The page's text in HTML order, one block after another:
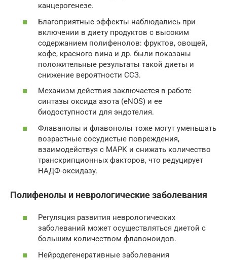
канцерогенезе.
Благоприятные эффекты наблюдались при
включении в диету продуктов с высоким
содержанием полифенолов: фруктов, овощей,
кофе, красного вина и др. были показаны
положительные результаты такой диеты и
снижение вероятности ССЗ.
Механизм действия заключается в работе
синтазы оксида азота (eNOS) и ее
биодоступности для эндотелия.
Флаванолы и флавонолы тоже могут уменьшать
возрастные сосудистые повреждения,
взаимодействуя с МАРК и снижать количество
транскрипционных факторов, что редуцирует
НАДФ-оксидазу.
Полифенолы и неврологические заболевания
Регуляция развития неврологических
заболеваний может осуществляться диетой с
большим количеством флавоноидов.
Нейродегенеративные заболевания